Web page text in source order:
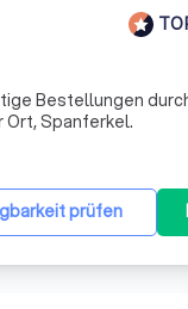
Bestellungen
Spanferkel.
prüfen